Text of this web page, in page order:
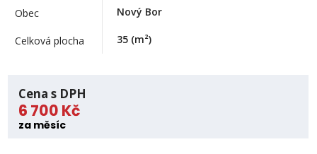
Obec Nový Bor
Celková plocha 35 (m²)
Cena s DPH
6 700 Kč
za měsíc